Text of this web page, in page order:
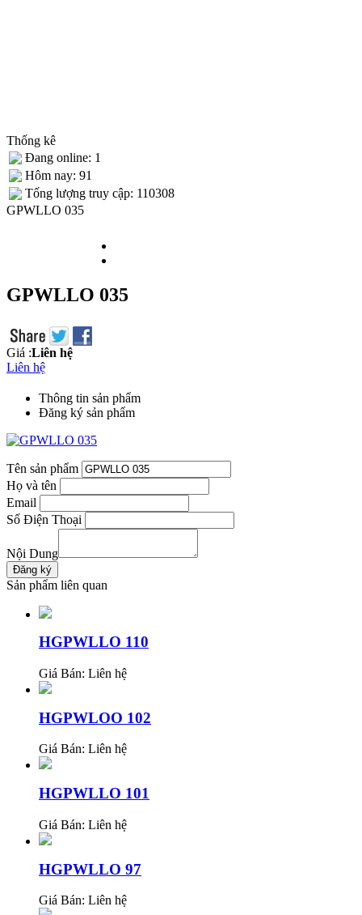
Thống kê
Đang online: 1
Hôm nay: 91
Tống lượng truy cập: 110308
GPWLLO 035
GPWLLO 035
Giá :Liên hệ
Liên hệ
Thông tin sản phẩm
Đăng ký sản phẩm
Tên sản phẩm
Họ và tên
Email
Số Điện Thoại
Nội Dung
Sản phẩm liên quan
HGPWLLO 110
Giá Bán: Liên hệ
HGPWLOO 102
Giá Bán: Liên hệ
HGPWLLO 101
Giá Bán: Liên hệ
HGPWLLO 97
Giá Bán: Liên hệ